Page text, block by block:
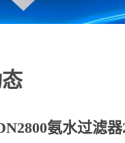
氨水过滤